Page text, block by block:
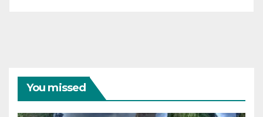
You missed